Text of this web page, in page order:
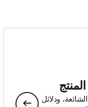
ودلائل